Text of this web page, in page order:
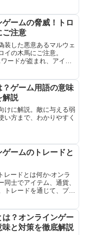
ゲームの脅威！トロ
ご注意
装した悪意あるマルウェ
の木馬にご注意。
ードが盗まれ、アイテ
？ゲーム用語の意味
解説
けに解説。敵に与える弱
い方まで、わかりやすく
ゲームのトレードと
レードとは何か-オンラ
士でアイテム、通貨、
レードを通じて、プレ
重要な側面であり、オ
高めます。
は？オンラインゲー
味と対策を徹底解説